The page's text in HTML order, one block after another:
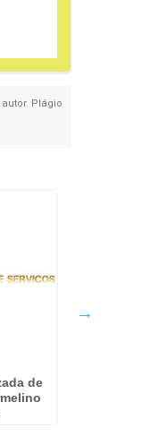
Plágio
de